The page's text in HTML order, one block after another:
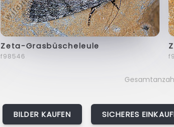
Zeta-Grasbüscheleule
f98546
BILDER KAUFEN SICHERES